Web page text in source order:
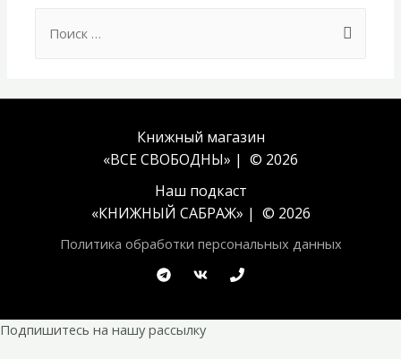
for:
Книжный магазин
«ВСЕ СВОБОДНЫ» | © 2026
Наш подкаст
«КНИЖНЫЙ САБРАЖ» | © 2026
Политика обработки персональных данных
Подпишитесь на нашу рассылку